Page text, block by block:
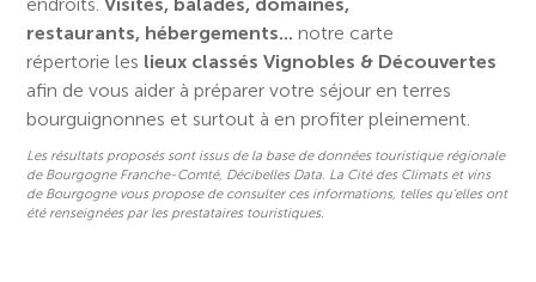
restaurants, hébergements... notre carte
répertorie les lieux classés Vignobles & Découvertes
afin de vous aider à préparer votre séjour en terres
bourguignonnes et surtout à en profiter pleinement.
Les résultats proposés sont issus de la base de données touristique régionale
de Bourgogne Franche-Comté, Décibelles Data. La Cité des Climats et vins
de Bourgogne vous propose de consulter ces informations, telles qu'elles ont
été renseignées par les prestataires touristiques.